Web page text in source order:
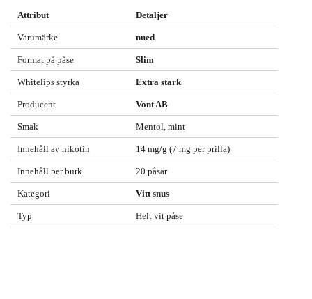
Attribut Detaljer
Varumärke nued
Format på påse Slim
Whitelips styrka Extra stark
Producent Vont AB
Smak Mentol, mint
Innehåll av nikotin 14 mg/g (7 mg per prilla)
Innehåll per burk 20 påsar
Kategori Vitt snus
Typ Helt vit påse